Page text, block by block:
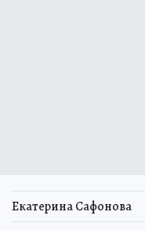
Екатерина Сафонова